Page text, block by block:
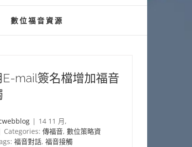
數位福音資源
E-mail簽名檔增加福音
| 14 11 月,
Categories: 傳福音, 數位策略資
福音對話, 福音接觸